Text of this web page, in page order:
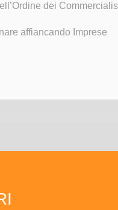
dei
affiancando Imprese